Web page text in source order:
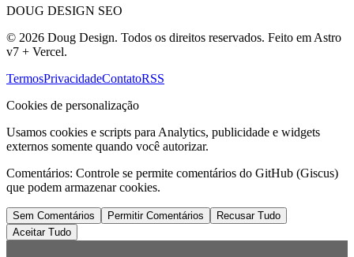
DOUG DESIGN SEO
© 2026 Doug Design. Todos os direitos reservados. Feito em Astro
v7 + Vercel.
TermosPrivacidadeContatoRSS
Cookies de personalização
Usamos cookies e scripts para Analytics, publicidade e widgets
externos somente quando você autorizar.
Comentários: Controle se permite comentários do GitHub (Giscus)
que podem armazenar cookies.
Sem Comentários Permitir Comentários
Recusar Tudo
Aceitar Tudo